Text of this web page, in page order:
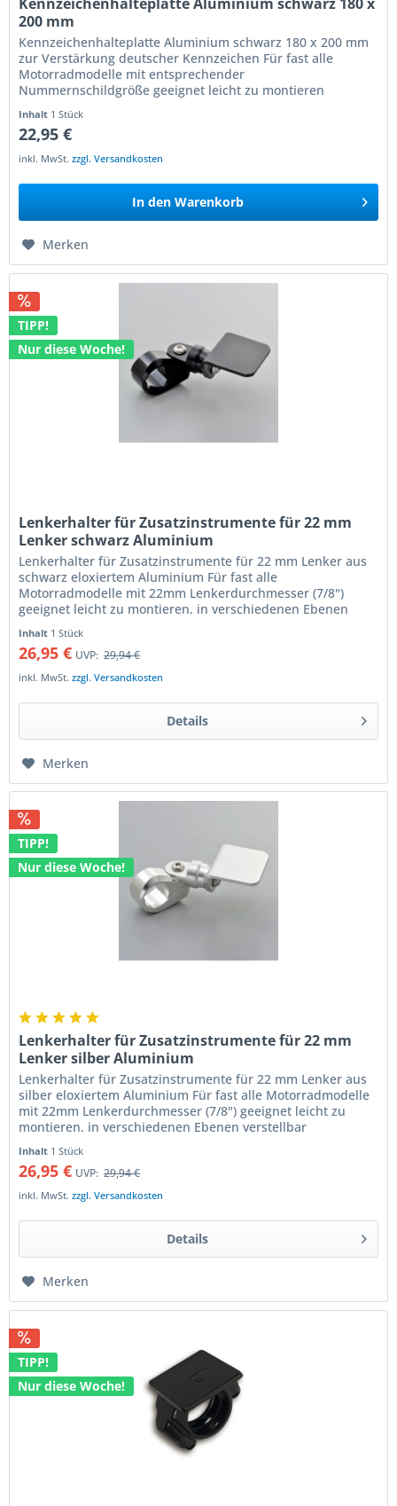
200 mm
Kennzeichenhalteplatte Aluminium schwarz 180 x 200 mm
zur Verstärkung deutscher Kennzeichen Für fast alle
Motorradmodelle mit entsprechender
Nummernschildgröße geeignet leicht zu montieren
Inhalt 1 Stück
22,95 €
inkl. MwSt.zzgl. Versandkosten
In den Warenkorb
Merken
TIPP!
Nur diese Woche!
Lenkerhalter für Zusatzinstrumente für 22 mm
Lenker schwarz Aluminium
Lenkerhalter für Zusatzinstrumente für 22 mm Lenker aus
schwarz eloxiertem Aluminium Für fast alle
Motorradmodelle mit 22mm Lenkerdurchmesser (7/8")
geeignet leicht zu montieren. in verschiedenen Ebenen
Inhalt 1 Stück
26,95 € UVP: 29,94 €
inkl. MwSt.zzgl. Versandkosten
Details
Merken
TIPP!
Nur diese Woche!
Lenkerhalter für Zusatzinstrumente für 22 mm
Lenker silber Aluminium
Lenkerhalter für Zusatzinstrumente für 22 mm Lenker aus
silber eloxiertem Aluminium Für fast alle Motorradmodelle
mit 22mm Lenkerdurchmesser (7/8") geeignet leicht zu
montieren. in verschiedenen Ebenen verstellbar
Inhalt 1 Stück
26,95 € UVP: 29,94 €
inkl. MwSt.zzgl. Versandkosten
Details
Merken
TIPP!
Nur diese Woche!